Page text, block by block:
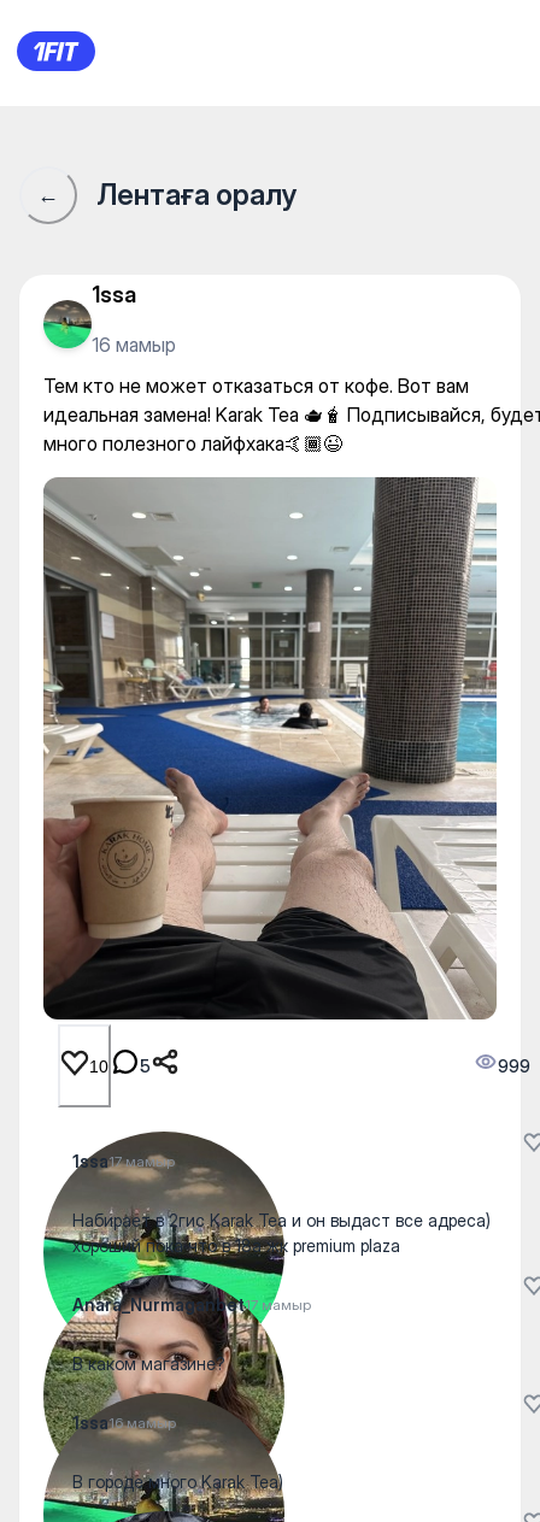
Тем кто не может
← Лентаға оралу
1ssa
16 мамыр
Тем кто не может отказаться от кофе. Вот вам
идеальная замена! Karak Tea 🫖🧋 Подписывайся,
много полезного лайфхака🤙🏾😉
10 5 999
1ssa17 мамыр
Набирает в 2гис Karak Tea и он выдаст все адреса)
хороший пока что в 18а жк premium plaza
Anara_Nurmaganbet17 мамыр
В каком магазине?
1ssa16 мамыр
В городе много Karak Tea)